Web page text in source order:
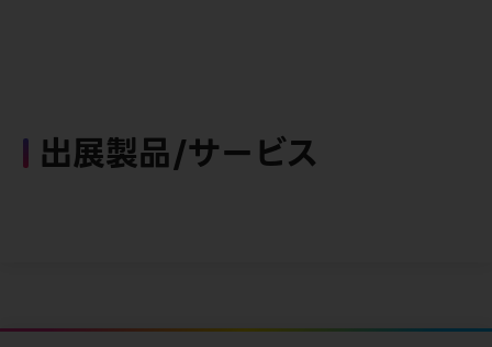
出展製品/サービス